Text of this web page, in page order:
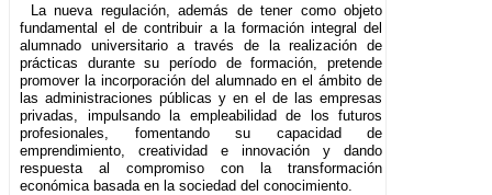
La nueva regulación, además de tener como objeto
fundamental el de contribuir a la formación integral del
alumnado universitario a través de la realización de
prácticas durante su período de formación, pretende
promover la incorporación del alumnado en el ámbito de
las administraciones públicas y en el de las empresas
privadas, impulsando la empleabilidad de los futuros
profesionales, fomentando su capacidad de
emprendimiento, creatividad e innovación y dando
respuesta al compromiso con la transformación
económica basada en la sociedad del conocimiento.